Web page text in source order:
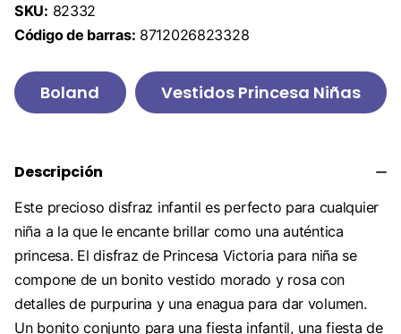
SKU: 82332
Código de barras: 8712026823328
Boland Vestidos Princesa Niñas
Descripción
Este precioso disfraz infantil es perfecto para cualquier
niña a la que le encante brillar como una auténtica
princesa. El disfraz de Princesa Victoria para niña se
compone de un bonito vestido morado y rosa con
detalles de purpurina y una enagua para dar volumen.
Un bonito conjunto para una fiesta infantil, una fiesta de